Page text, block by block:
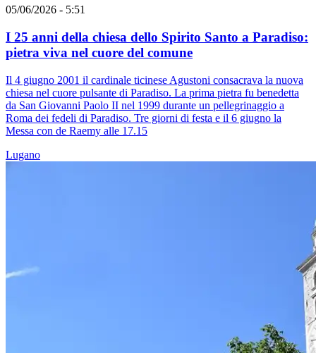
05/06/2026 - 5:51
I 25 anni della chiesa dello Spirito Santo a Paradiso:
pietra viva nel cuore del comune
Il 4 giugno 2001 il cardinale ticinese Agustoni consacrava la nuova
chiesa nel cuore pulsante di Paradiso. La prima pietra fu benedetta
da San Giovanni Paolo II nel 1999 durante un pellegrinaggio a
Roma dei fedeli di Paradiso. Tre giorni di festa e il 6 giugno la
Messa con de Raemy alle 17.15
Lugano